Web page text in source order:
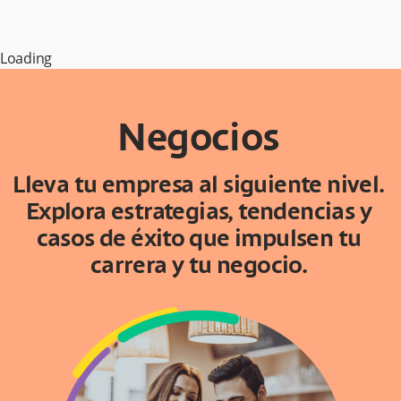
Loading
Negocios
Lleva tu empresa al siguiente nivel.
Explora estrategias, tendencias y
casos de éxito que impulsen tu
carrera y tu negocio.